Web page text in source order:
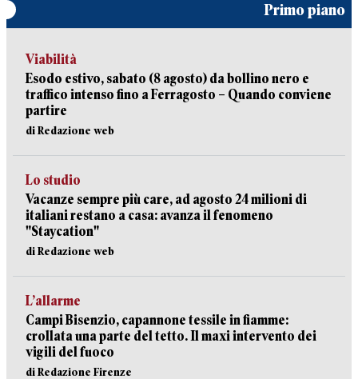
Primo piano
Viabilità
Esodo estivo, sabato (8 agosto) da bollino nero e
traffico intenso fino a Ferragosto – Quando conviene
partire
di Redazione web
Lo studio
Vacanze sempre più care, ad agosto 24 milioni di
italiani restano a casa: avanza il fenomeno
"Staycation"
di Redazione web
L’allarme
Campi Bisenzio, capannone tessile in fiamme:
crollata una parte del tetto. Il maxi intervento dei
vigili del fuoco
di Redazione Firenze